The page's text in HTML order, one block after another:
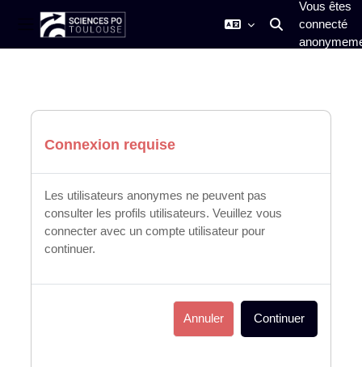
Panneau latéral Activer/
Vous êtes
connecté
Connexion requise
Les utilisateurs anonymes ne peuvent pas
consulter les profils utilisateurs. Veuillez vous
connecter avec un compte utilisateur pour
continuer.
Annuler Continuer